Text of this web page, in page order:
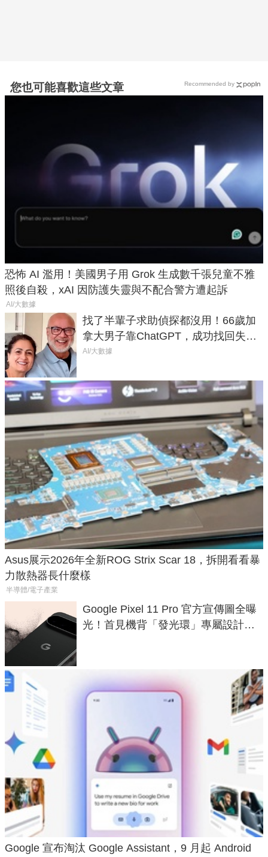
您也可能喜歡這些文章
恐怖 AI 濫用！美國男子用 Grok 生成數千張兒童不雅
照後自殺，xAI 因防護失靈與不配合警方遭起訴
AI/大數據
找了半輩子求助偵探都沒用！66歲加
拿大男子靠ChatGPT，成功找回失散
50年家人
AI/大數據
Asus展示2026年全新ROG Strix Scar 18，拆開看看暴
力散熱器長什麼樣
半導體/電子產業
Google Pixel 11 Pro 官方宣傳圖全曝
光！首見機背「發光環」專屬設計、
Google 宣布淘汰 Google Assistant，9 月起 Android
Recommended by